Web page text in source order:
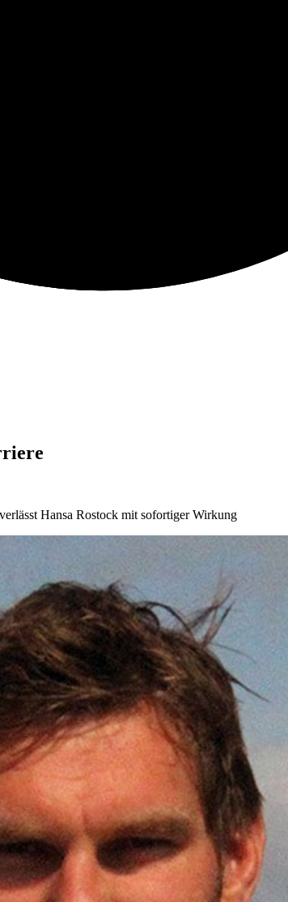
Hansa Rostock mit sofortiger Wirkung